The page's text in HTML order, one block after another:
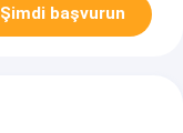
Şimdi başvurun